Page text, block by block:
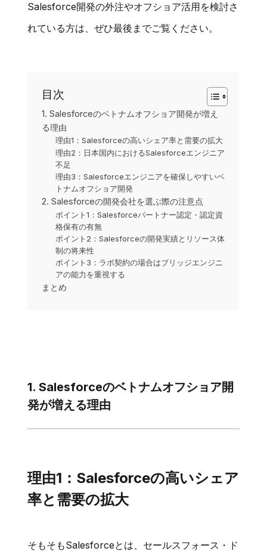
Salesforce開発の外注やオフショア活用を検討さ
れている方は、ぜひ最後までご覧ください。
目次
1. Salesforceのベトナムオフショア開発が増え
る理由
理由1：Salesforceの高いシェア率と需要の拡大
理由2：日本国内におけるSalesforceエンジニア
不足
理由3：Salesforceエンジニアを確保しやすいベ
トナムオフショア開発
2. Salesforceの開発会社を選ぶ際の注意点
ポイント1：Salesforceパートナー認定・認定資
格保有の有無
ポイント2：Salesforceの開発実績とリソース体
制の将来性
ポイント3：ラボ契約の場合はブリッジエンジニ
アの能力を重視する
まとめ
1. Salesforceのベトナムオフショア開
発が増える理由
理由1：Salesforceの高いシェア
率と需要の拡大
そもそもSalesforceとは、セールスフォース・ド